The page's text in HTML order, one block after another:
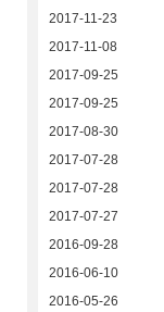
2017-11-23
2017-11-08
2017-09-25
2017-09-25
2017-08-30
2017-07-28
2017-07-28
2017-07-27
2016-09-28
2016-06-10
2016-05-26